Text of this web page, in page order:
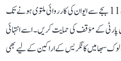
اراکین 10، 11 اور 12 اگست کو صبح 11 بجے سے ایوان کی کارروائی ملتوی ہونے تک
پارٹی کے مؤقف کی حمایت کریں۔ اسے انتہائی
سبھا میں کانگریس کے اراکین کے لیے بھی